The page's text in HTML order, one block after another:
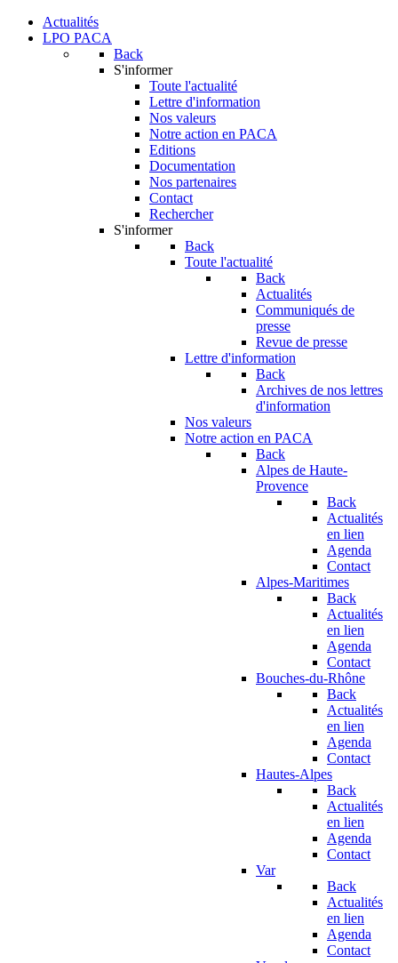
Actualités
LPO PACA
Back
S'informer
Toute l'actualité
Lettre d'information
Nos valeurs
Notre action en PACA
Editions
Documentation
Nos partenaires
Contact
Rechercher
S'informer
Back
Toute l'actualité
Back
Actualités
Communiqués de
presse
Revue de presse
Lettre d'information
Back
Archives de nos lettres
d'information
Nos valeurs
Notre action en PACA
Back
Alpes de Haute-
Provence
Back
Actualités
en lien
Agenda
Contact
Alpes-Maritimes
Back
Actualités
en lien
Agenda
Contact
Bouches-du-Rhône
Back
Actualités
en lien
Agenda
Contact
Hautes-Alpes
Back
Actualités
en lien
Agenda
Contact
Var
Back
Actualités
en lien
Agenda
Contact